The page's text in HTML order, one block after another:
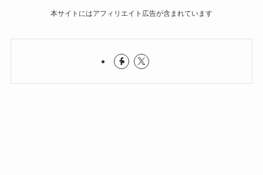
本サイトにはアフィリエイト広告が含まれています